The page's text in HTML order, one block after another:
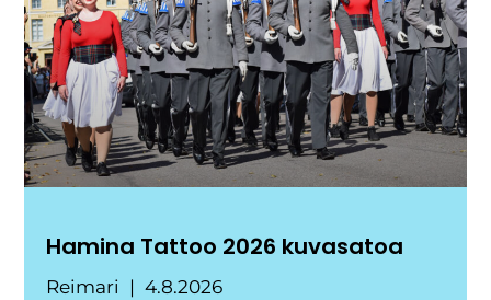
Hamina Tattoo 2026 kuvasatoa
Reimari 4.8.2026